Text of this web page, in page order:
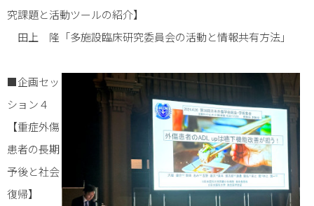
究課題と活動ツールの紹介】
田上 隆「多施設臨床研究委員会の活動と情報共有方法」
■企画セッ
ション４
【重症外傷
患者の長期
予後と社会
復帰】